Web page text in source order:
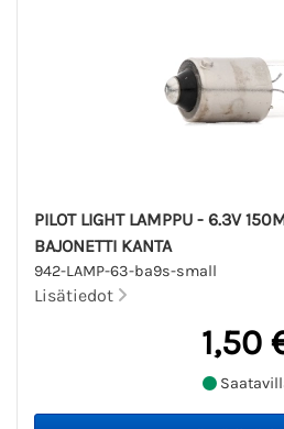
PILOT LIGHT LAMPPU - 6.3V
BAJONETTI KANTA
942-LAMP-63-ba9s-small
Lisätiedot
1,50